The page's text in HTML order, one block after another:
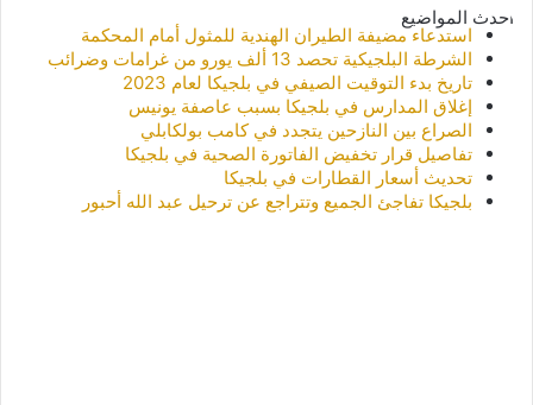
أحدث المواضيع
استدعاء مضيفة الطيران الهندية للمثول أمام المحكمة
الشرطة البلجيكية تحصد 13 ألف يورو من غرامات وضرائب
تاريخ بدء التوقيت الصيفي في بلجيكا لعام 2023
إغلاق المدارس في بلجيكا بسبب عاصفة يونيس
الصراع بين النازحين يتجدد في كامب بولكابلي
تفاصيل قرار تخفيض الفاتورة الصحية في بلجيكا
تحديث أسعار القطارات في بلجيكا
بلجيكا تفاجئ الجميع وتتراجع عن ترحيل عبد الله أحبور